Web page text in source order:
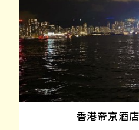
香港帝京酒